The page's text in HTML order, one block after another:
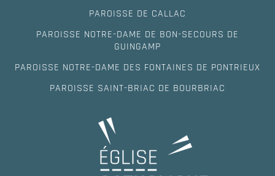
PAROISSE DE CALLAC
PAROISSE NOTRE-DAME DE BON-SECOURS DE
GUINGAMP
PAROISSE NOTRE-DAME DES FONTAINES DE PONTRIEUX
PAROISSE SAINT-BRIAC DE BOURBRIAC